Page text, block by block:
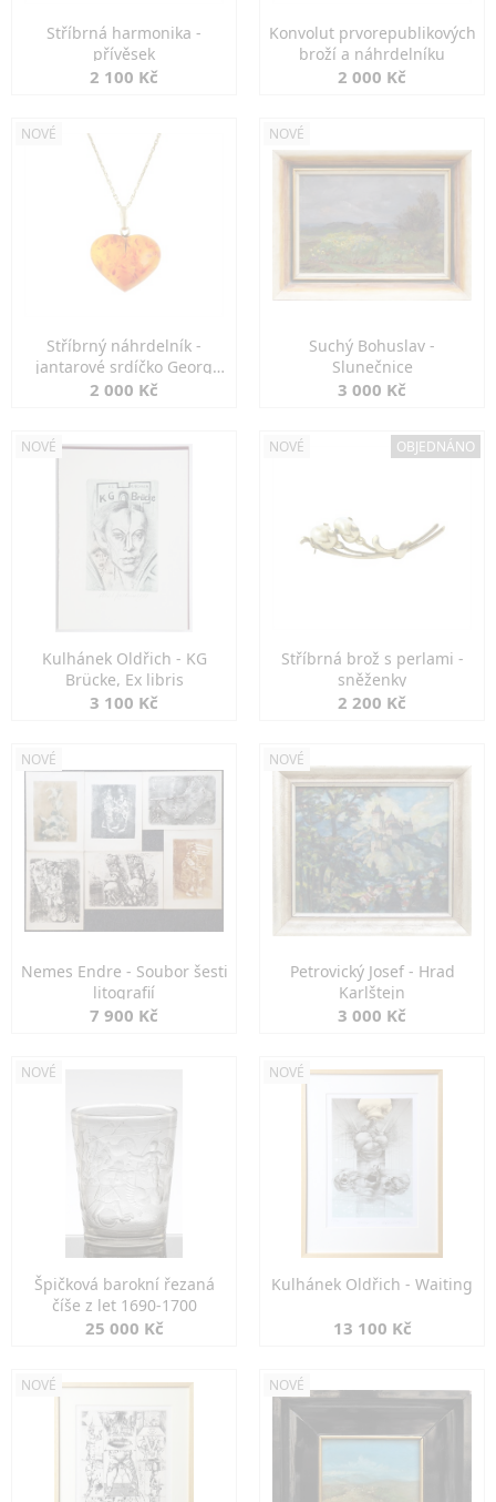
Stříbrná harmonika -
přívěsek
2 100 Kč
Konvolut prvorepublikových
broží a náhrdelníku
2 000 Kč
NOVÉ
Stříbrný náhrdelník -
jantarové srdíčko Georg
Kramer
2 000 Kč
NOVÉ
Suchý Bohuslav -
Slunečnice
3 000 Kč
NOVÉ
Kulhánek Oldřich - KG
Brücke, Ex libris
3 100 Kč
NOVÉ OBJEDNÁNO
Stříbrná brož s perlami -
sněženky
2 200 Kč
NOVÉ
Nemes Endre - Soubor šesti
litografií
7 900 Kč
NOVÉ
Petrovický Josef - Hrad
Karlštejn
3 000 Kč
NOVÉ
Špičková barokní řezaná
číše z let 1690-1700
25 000 Kč
NOVÉ
Kulhánek Oldřich - Waiting
13 100 Kč
NOVÉ NOVÉ